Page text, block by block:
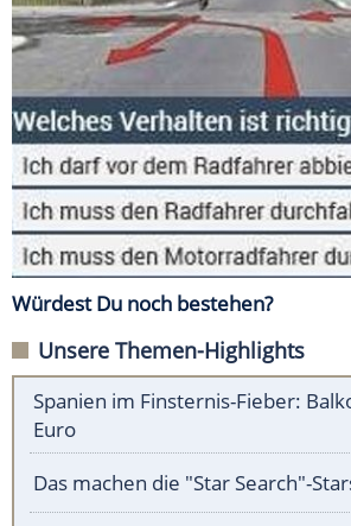
Würdest Du noch bestehen?
Unsere Themen-Highlights
Spanien im Finsternis-Fieber:
Euro
Das machen die "Star Search"-